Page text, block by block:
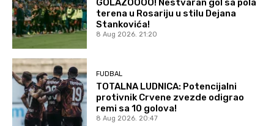
terena u Rosariju u stilu Dejana
Stankovića!
8 Aug 2026. 21:20
FUDBAL
TOTALNA LUDNICA: Potencijalni
protivnik Crvene zvezde odigrao
remi sa 10 golova!
8 Aug 2026. 20:47